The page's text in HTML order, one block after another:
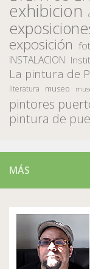
exhibicion
exposición
INSTALACION
La pintura de
literatura museo
pintores
pintura de
MÁS